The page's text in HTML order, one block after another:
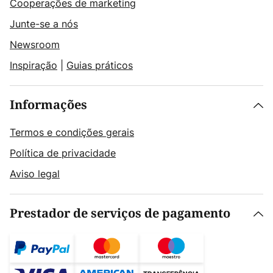
Cooperações de marketing
Junte-se a nós
Newsroom
Inspiração
Guias práticos
Informações
Termos e condições gerais
Política de privacidade
Aviso legal
Prestador de serviços de pagamento